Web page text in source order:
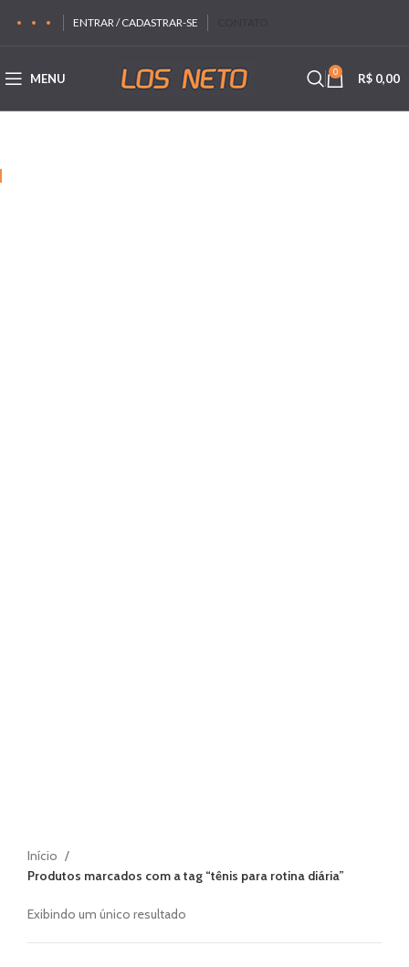
ENTRAR / CADASTRAR-SE
MENU 0 R$ 0,00
Início
Produtos marcados com a tag “tênis para rotina diária”
Exibindo um único resultado